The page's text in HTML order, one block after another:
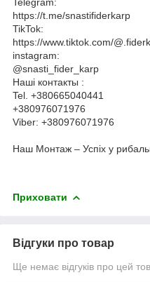
https://t.me/snastifiderkarp
TikTok:
https://www.tiktok.com/
instagram:
@snasti_fider_karp
Наші контакты :
Tel. +380665040441
+380976071976
Viber: +380976071976
Наш Монтаж – Успіх у
Приховати
Відгуки про товар
Ще немає відгуків про цей